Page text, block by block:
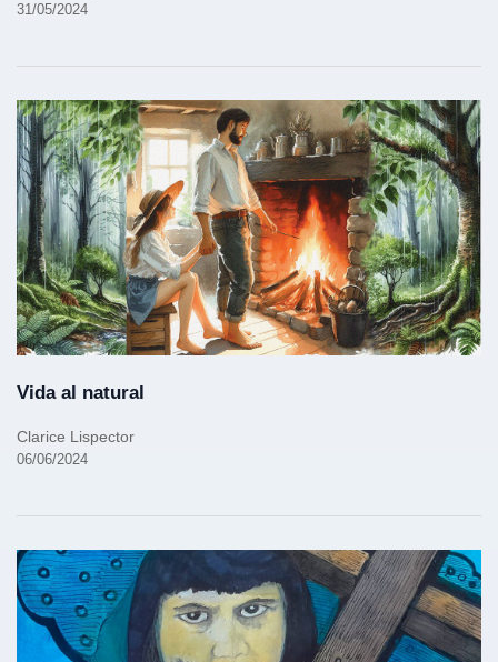
31/05/2024
Vida al natural
Clarice Lispector
06/06/2024